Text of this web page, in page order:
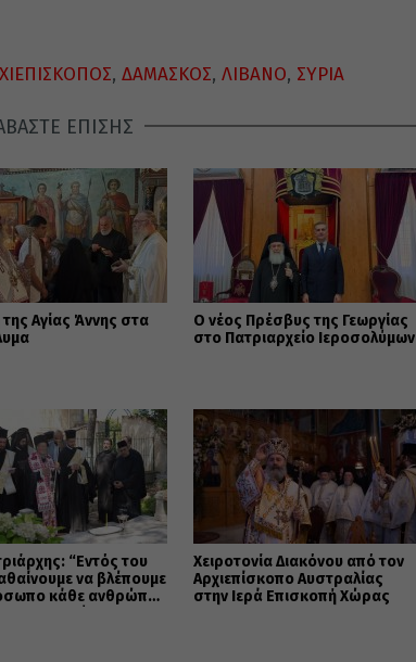
, ΔΑΜΑΣΚΟΣ, ΛΙΒΑΝΟ, ΣΥΡΙΑ
ΕΠΙΣΗΣ
Αγίας Άννης στα
Ο νέος Πρέσβυς της Γεωργίας
στο Πατριαρχείο Ιεροσολύμων
“Εντός του
να βλέπουμε
κάθε ανθρώπου
Χειροτονία Διακόνου από τον
Αρχιεπίσκοπο Αυστραλίας
στην Ιερά Επισκοπή Χώρας